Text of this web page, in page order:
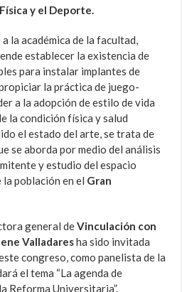
y el Deporte.
la académica de la facultad,
establecer la existencia de
para instalar implantes de
la práctica de juego-
a la adopción de estilo de vida
la condición física y salud
el estado del arte, se trata de
se aborda por medio del análisis
y estudio del espacio
población en el Gran
general deVinculación con
Valladaresha sido invitada
congreso, como panelista de la
el tema “La agenda de
Reforma Universitaria”.